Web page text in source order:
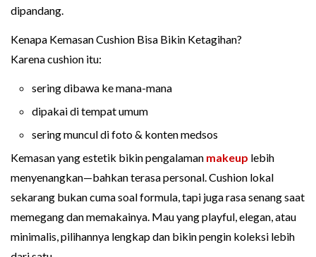
dipandang.
Kenapa Kemasan Cushion Bisa Bikin Ketagihan?
Karena cushion itu:
sering dibawa ke mana-mana
dipakai di tempat umum
sering muncul di foto & konten medsos
Kemasan yang estetik bikin pengalaman makeup lebih
menyenangkan—bahkan terasa personal. Cushion lokal
sekarang bukan cuma soal formula, tapi juga rasa senang saat
memegang dan memakainya. Mau yang playful, elegan, atau
minimalis, pilihannya lengkap dan bikin pengin koleksi lebih